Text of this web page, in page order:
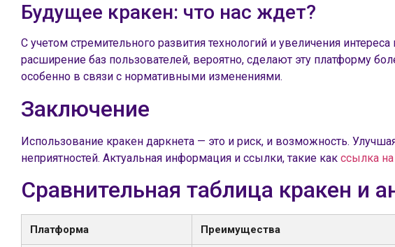
Будущее кракен: что нас ждет?
С учетом стремительного развития технологий и увеличения
расширение баз пользователей, вероятно, сделают эту платформу
особенно в связи с нормативными изменениями.
Заключение
Использование кракен даркнета — это и риск, и возможность.
неприятностей. Актуальная информация и ссылки, такие как ссылка на
Сравнительная таблица кракен и
Платформа Преимущества